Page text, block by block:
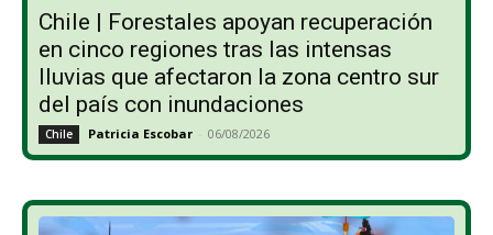
Chile | Forestales apoyan recuperación
en cinco regiones tras las intensas
lluvias que afectaron la zona centro sur
del país con inundaciones
Chile Patricia Escobar - 06/08/2026